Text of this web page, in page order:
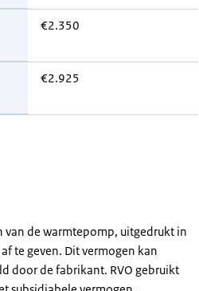
€2.350
€2.925
van de warmtepomp, uitgedrukt in
te geven. Dit vermogen kan
door de fabrikant. RVO gebruikt